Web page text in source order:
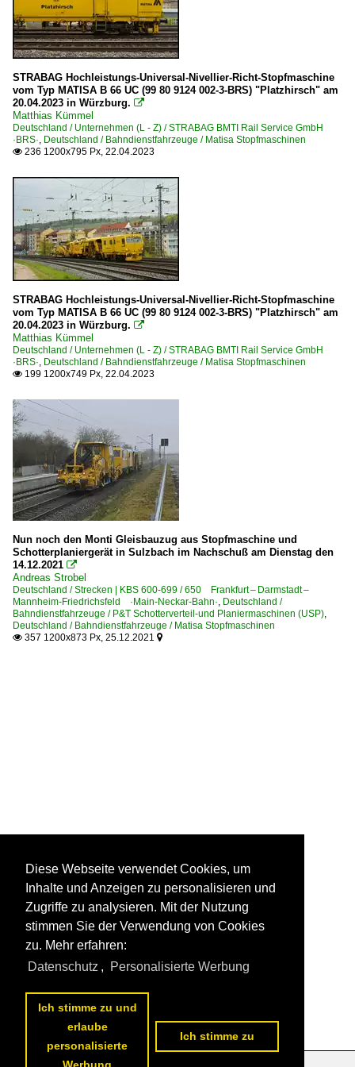
STRABAG Hochleistungs-Universal-Nivellier-Richt-Stopfmaschine
vom Typ MATISA B 66 UC (99 80 9124 002-3-BRS) "Platzhirsch" am
20.04.2023 in Würzburg. 
Matthias Kümmel
Deutschland / Unternehmen (L - Z) / STRABAG BMTI Rail Service GmbH
·BRS· Deutschland / Bahndienstfahrzeuge / Matisa Stopfmaschinen
 236 1200x795 Px, 22.04.2023
STRABAG Hochleistungs-Universal-Nivellier-Richt-Stopfmaschine
vom Typ MATISA B 66 UC (99 80 9124 002-3-BRS) "Platzhirsch" am
20.04.2023 in Würzburg. 
Matthias Kümmel
Deutschland / Unternehmen (L - Z) / STRABAG BMTI Rail Service GmbH
·BRS· Deutschland / Bahndienstfahrzeuge / Matisa Stopfmaschinen
 199 1200x749 Px, 22.04.2023
Nun noch den Monti Gleisbauzug aus Stopfmaschine und
Schotterplaniergerät in Sulzbach im Nachschuß am Dienstag den
14.12.2021 
Andreas Strobel
Deutschland / Strecken | KBS 600-699 / 650 Frankfurt – Darmstadt –
Mannheim-Friedrichsfeld ·Main-Neckar-Bahn· Deutschland /
Bahndienstfahrzeuge / P&T Schotterverteil-und Planiermaschinen (USP)
Deutschland / Bahndienstfahrzeuge / Matisa Stopfmaschinen
 357 1200x873 Px, 25.12.2021 
Diese Webseite verwendet Cookies, um
Inhalte und Anzeigen zu personalisieren und
Zugriffe zu analysieren. Mit der Nutzung
stimmen Sie der Verwendung von Cookies
zu. Mehr erfahren:
Datenschutz , Personalisierte Werbung
Ich stimme zu und
erlaube
personalisierte
Ich stimme zu